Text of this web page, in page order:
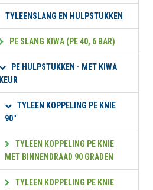
TYLEENSLANG EN HULPSTUKKEN
PE SLANG KIWA (PE 40, 6 BAR)
PE HULPSTUKKEN - MET KIWA
KEUR
TYLEEN KOPPELING PE KNIE
90°
TYLEEN KOPPELING PE KNIE
MET BINNENDRAAD 90 GRADEN
TYLEEN KOPPELING PE KNIE